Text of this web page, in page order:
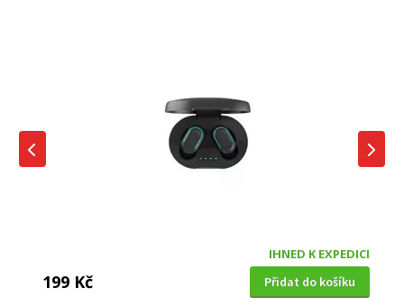
IHNED K EXPEDICI
199 Kč Přidat do košíku